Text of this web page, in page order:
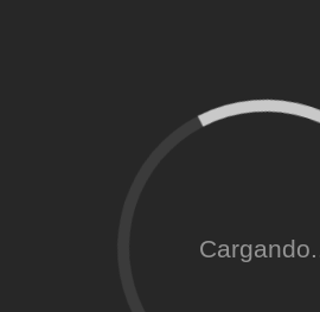
Cargando...